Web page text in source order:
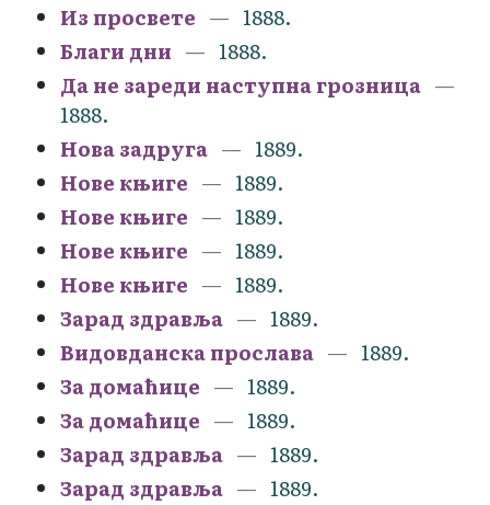
Из просвете
1888.
Благи дни
1888.
Да не зареди наступна грозница
1888.
Нова задруга
1889.
Нове књиге
1889.
Нове књиге
1889.
Нове књиге
1889.
Нове књиге
1889.
Зарад здравља
1889.
Видовданска прослава
1889.
За домаћице
1889.
За домаћице
1889.
Зарад здравља
1889.
Зарад здравља
1889.